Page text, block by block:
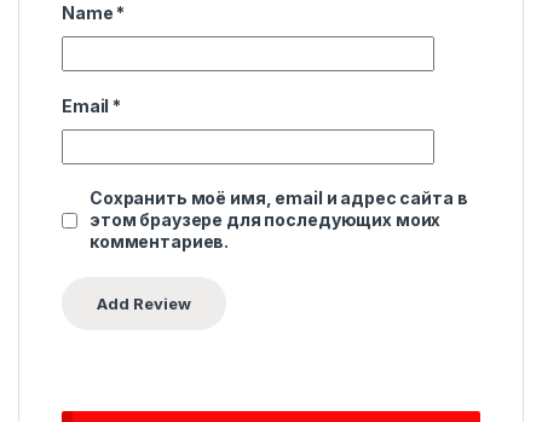
Name *
Email *
Сохранить моё имя, email и адрес сайта в
этом браузере для последующих моих
комментариев.